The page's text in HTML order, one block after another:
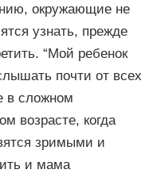
окружающие не
узнать, прежде
“Мой ребенок
почти от всех
в сложном
возрасте, когда
зримыми и
и мама